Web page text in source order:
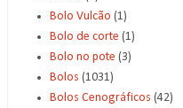
Bolo Vulcão (1)
Bolo de corte (1)
Bolo no pote (3)
Bolos (1031)
Bolos Cenográficos (42)